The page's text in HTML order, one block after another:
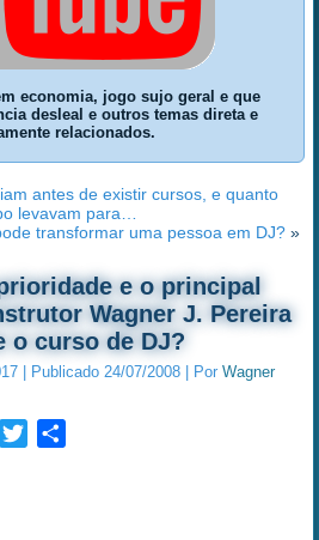
economia, jogo sujo geral e que
desleal e outros temas direta e
relacionados.
antes de existir cursos, e quanto
levavam para…
transformar uma pessoa em DJ?»
e o principal
Wagner J. Pereira
o curso de DJ?
Publicado 24/07/2008 Por Wagner
LinkedInTwitter